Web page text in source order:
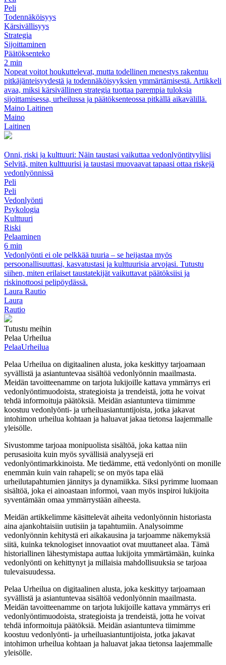
Peli
Todennäköisyys
Kärsivällisyys
Strategia
Sijoittaminen
Päätöksenteko
2 min
Nopeat voitot houkuttelevat, mutta todellinen menestys rakentuu
pitkäjänteisyydestä ja todennäköisyyksien ymmärtämisestä. Artikkeli
avaa, miksi kärsivällinen strategia tuottaa parempia tuloksia
sijoittamisessa, urheilussa ja päätöksenteossa pitkällä aikavälillä.
Maino Laitinen
Maino
Laitinen
Onni, riski ja kulttuuri: Näin taustasi vaikuttaa vedonlyöntityyliisi
Selvitä, miten kulttuurisi ja taustasi muovaavat tapaasi ottaa riskejä
vedonlyönnissä
Peli
Peli
Vedonlyönti
Psykologia
Kulttuuri
Riski
Pelaaminen
6 min
Vedonlyönti ei ole pelkkää tuuria – se heijastaa myös
persoonallisuuttasi, kasvatustasi ja kulttuurisia arvojasi. Tutustu
siihen, miten erilaiset taustatekijät vaikuttavat päätöksiisi ja
riskinottoosi pelipöydässä.
Laura Rautio
Laura
Rautio
Tutustu meihin
Pelaa Urheilua
PelaaUrheilua
Pelaa Urheilua on digitaalinen alusta, joka keskittyy tarjoamaan
syvällistä ja asiantuntevaa sisältöä vedonlyönnin maailmasta.
Meidän tavoitteenamme on tarjota lukijoille kattava ymmärrys eri
vedonlyöntimuodoista, strategioista ja trendeistä, jotta he voivat
tehdä informoituja päätöksiä. Meidän asiantunteva tiimimme
koostuu vedonlyönti- ja urheiluasiantuntijoista, jotka jakavat
intohimon urheilua kohtaan ja haluavat jakaa tietonsa laajemmalle
yleisölle.
Sivustomme tarjoaa monipuolista sisältöä, joka kattaa niin
perusasioita kuin myös syvällisiä analyysejä eri
vedonlyöntimarkkinoista. Me tiedämme, että vedonlyönti on monille
enemmän kuin vain rahapeli; se on myös tapa elää
urheilutapahtumien jännitys ja dynamiikka. Siksi pyrimme luomaan
sisältöä, joka ei ainoastaan informoi, vaan myös inspiroi lukijoita
syventämään omaa ymmärrystään aiheesta.
Meidän artikkelimme käsittelevät aiheita vedonlyönnin historiasta
aina ajankohtaisiin uutisiin ja tapahtumiin. Analysoimme
vedonlyönnin kehitystä eri aikakausina ja tarjoamme näkemyksiä
siitä, kuinka teknologiset innovaatiot ovat muuttaneet alaa. Tämä
historiallinen lähestymistapa auttaa lukijoita ymmärtämään, kuinka
vedonlyönti on kehittynyt ja millaisia mahdollisuuksia se tarjoaa
tulevaisuudessa.
Pelaa Urheilua on digitaalinen alusta, joka keskittyy tarjoamaan
syvällistä ja asiantuntevaa sisältöä vedonlyönnin maailmasta.
Meidän tavoitteenamme on tarjota lukijoille kattava ymmärrys eri
vedonlyöntimuodoista, strategioista ja trendeistä, jotta he voivat
tehdä informoituja päätöksiä. Meidän asiantunteva tiimimme
koostuu vedonlyönti- ja urheiluasiantuntijoista, jotka jakavat
intohimon urheilua kohtaan ja haluavat jakaa tietonsa laajemmalle
yleisölle.